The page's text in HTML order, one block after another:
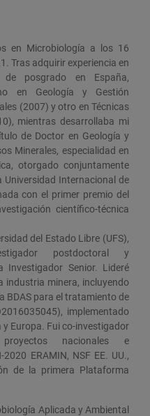
en Microbiología a los 16
Tras adquirir experiencia en
posgrado en España,
en Geología y Gestión
(2007) y otro en Técnicas
mientras desarrollaba mi
de Doctor en Geología y
Minerales, especialidad en
otorgado conjuntamente
Universidad Internacional de
con el primer premio del
científico-técnica
del Estado Libre (UFS),
postdoctoral y
Investigador Senior. Lideré
industria minera, incluyendo
BDAS para el tratamiento de
implementado
Europa. Fui co-investigador
nacionales e
ERAMIN, NSF EE. UU.,
de la primera Plataforma
Aplicada y Ambiental